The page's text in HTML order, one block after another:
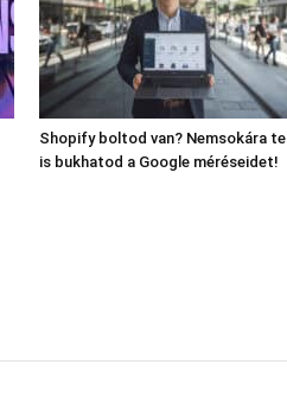
Shopify boltod van? Nemsokára te
is bukhatod a Google méréseidet!